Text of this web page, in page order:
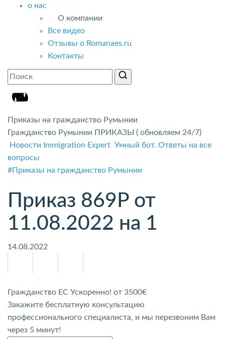
о нас
О компании
Все видео
Отзывы о Romanaes.ru
Контакты
Приказы на гражданство Румынии
Гражданство Румынии ПРИКАЗЫ ( обновляем 24/7)
Новости Immigration Expert Умный бот. Ответы на все
вопросы
#Приказы на гражданство Румынии
Приказ 869P от
11.08.2022 на 1
14.08.2022
Гражданство ЕС Ускоренно! от 3500€
Закажите бесплатную консультацию
профессионального специалиста, и мы перезвоним Вам
через 5 минут!